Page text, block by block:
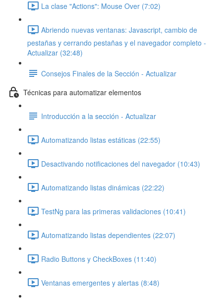
La clase "Actions": Mouse Over (7:02)
Abriendo nuevas ventanas: Javascript, cambio de
pestañas y cerrando pestañas y el navegador completo -
Actualizar (32:48)
Consejos Finales de la Sección - Actualizar
Técnicas para automatizar elementos
Introducción a la sección - Actualizar
Automatizando listas estáticas (22:55)
Desactivando notificaciones del navegador (10:43)
Automatizando listas dinámicas (22:22)
TestNg para las primeras validaciones (10:41)
Automatizando listas dependientes (22:07)
Radio Buttons y CheckBoxes (11:40)
Ventanas emergentes y alertas (8:48)